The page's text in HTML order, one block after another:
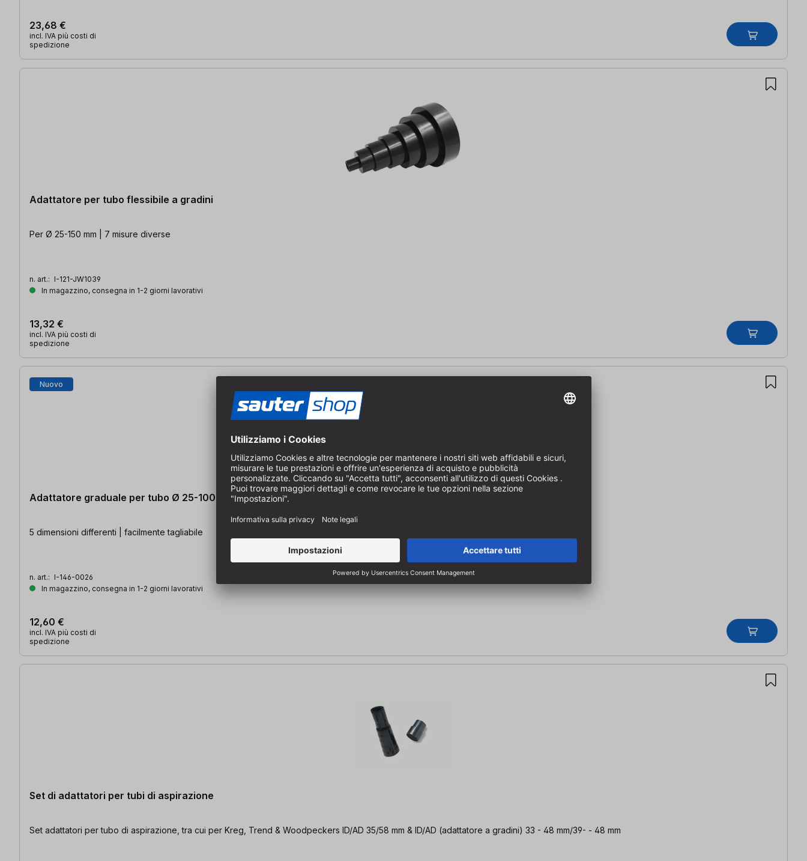
23,68 €
incl. IVA più costi di
spedizione
Adattatore per tubo flessibile a gradini
Per Ø 25-150 mm | 7 misure diverse
n. art.: I-121-JW1039
In magazzino, consegna in 1-2 giorni lavorativi
13,32 €
incl. IVA più costi di
spedizione
Nuovo
Adattatore graduale per tubo Ø 25-100 mm
5 dimensioni differenti | facilmente tagliabile
n. art.: I-146-0026
In magazzino, consegna in 1-2 giorni lavorativi
12,60 €
incl. IVA più costi di
spedizione
Set di adattatori per tubi di aspirazione
Set adattatori per tubo di aspirazione, tra cui per Kreg, Trend & Woodpeckers ID/AD 35/58 mm & ID/AD (adattatore a gradini) 33 - 48 mm/39- - 48 mm